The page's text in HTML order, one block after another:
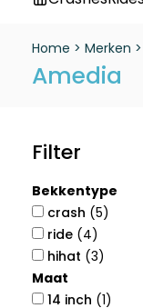
Home > Merken >
Amedia
Filter
Bekkentype
crash (5)
ride (4)
hihat (3)
Maat
14 inch (1)